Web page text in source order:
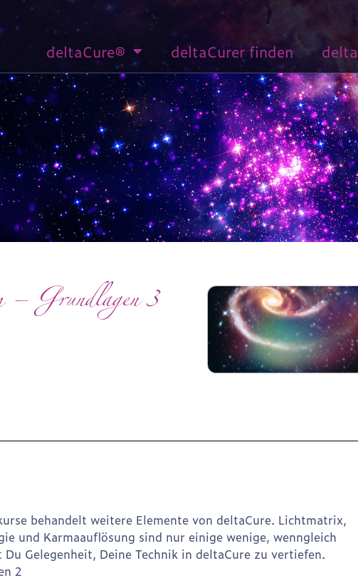
deltaCure® deltaCurer finden
– Grundlagen 3
behandelt weitere Elemente von deltaCure. Lichtmatrix,
und Karmaauflösung sind nur einige wenige, wenngleich
Gelegenheit, Deine Technik in deltaCure zu vertiefen.
2